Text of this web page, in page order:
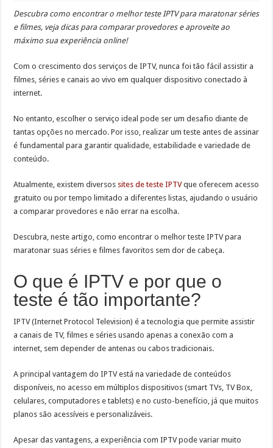
Descubra como encontrar o melhor teste IPTV para maratonar séries
e filmes, veja dicas para comparar provedores e aproveite ao
máximo sua experiência online!
Com o crescimento dos serviços de IPTV, nunca foi tão fácil assistir a
filmes, séries e canais ao vivo em qualquer dispositivo conectado à
internet.
No entanto, escolher o serviço ideal pode ser um desafio diante de
tantas opções no mercado. Por isso, realizar um teste antes de assinar
é fundamental para garantir qualidade, estabilidade e variedade de
conteúdo.
Atualmente, existem diversos sites de teste IPTVque oferecem acesso
gratuito ou por tempo limitado a diferentes listas, ajudando o usuário
a comparar provedores e não errar na escolha.
Descubra, neste artigo, como encontrar o melhor teste IPTV para
maratonar suas séries e filmes favoritos sem dor de cabeça.
O que é IPTV e por que o
teste é tão importante?
IPTV (Internet Protocol Television) é a tecnologia que permite assistir
a canais de TV, filmes e séries usando apenas a conexão com a
internet, sem depender de antenas ou cabos tradicionais.
A principal vantagem do IPTV está na variedade de conteúdos
disponíveis, no acesso em múltiplos dispositivos (smart TVs, TV Box,
celulares, computadores e tablets) e no custo-benefício, já que muitos
planos são acessíveis e personalizáveis.
Apesar das vantagens, a experiência com IPTV pode variar muito